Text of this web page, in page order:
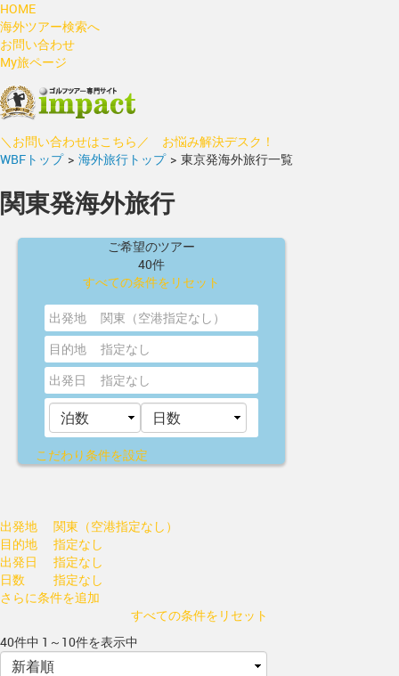
HOME
海外ツアー検索へ
お問い合わせ
My旅ページ
＼お問い合わせはこちら／ お悩み解決デスク！
WBFトップ > 海外旅行トップ > 東京発海外旅行一覧
関東発海外旅行
ご希望のツアー
40件
すべての条件をリセット
出発地
関東（空港指定なし）
目的地
指定なし
出発日
指定なし
こだわり条件を設定
出発地
関東（空港指定なし）
目的地
指定なし
出発日
指定なし
日数
指定なし
さらに条件を追加
すべての条件をリセット
40件中 1～10件を表示中